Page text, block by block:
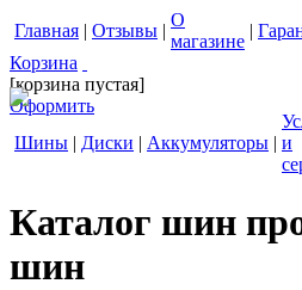
Главная | Отзывы |
О
магазине
|
Корзина
[корзина пустая]
Оформить
Шины | Диски | Аккумуляторы | и
Каталог шин
шин